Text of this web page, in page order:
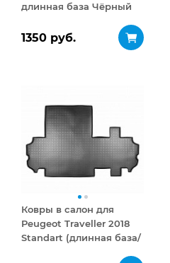
длинная база Чёрный
1350 руб.
Ковры в салон для
Peugeot Traveller 2018
Standart (длинная база/